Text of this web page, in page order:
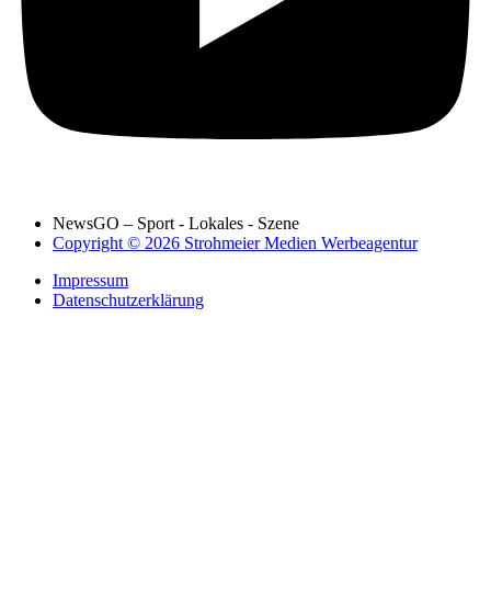
NewsGO – Sport - Lokales - Szene
Copyright © 2026 Strohmeier Medien Werbeagentur
Impressum
Datenschutzerklärung